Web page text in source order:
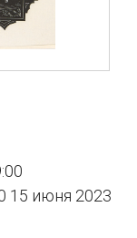
15 июня 2023